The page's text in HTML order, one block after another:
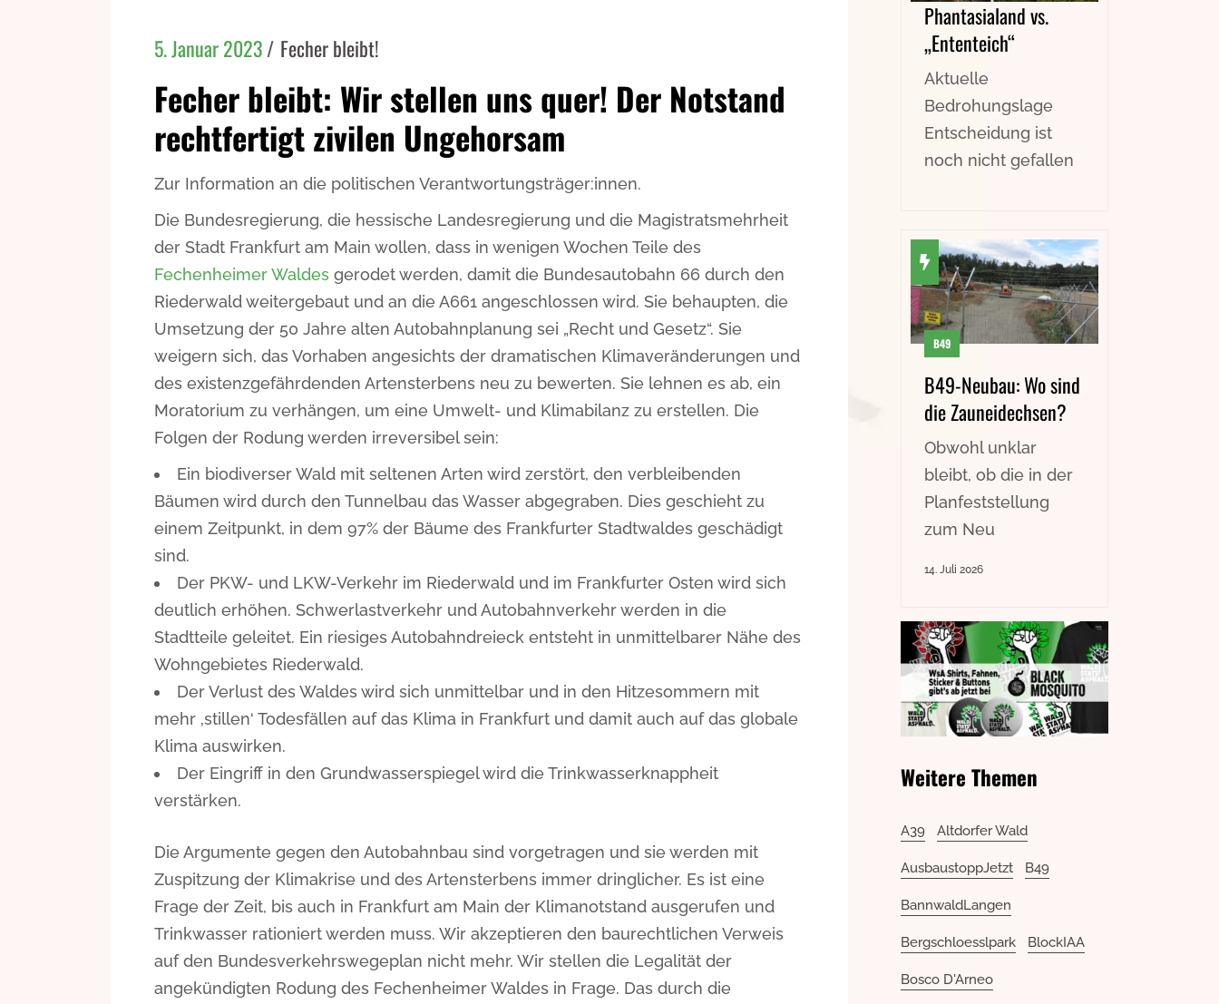
5. Januar 2023 Fecher bleibt!
Fecher bleibt: Wir stellen uns quer! Der Notstand
rechtfertigt zivilen Ungehorsam
Zur Information an die politischen Verantwortungsträger:innen.
Die Bundesregierung, die hessische Landesregierung und die Magistratsmehrheit
der Stadt Frankfurt am Main wollen, dass in wenigen Wochen Teile des
Fechenheimer Waldes gerodet werden, damit die Bundesautobahn 66 durch den
Riederwald weitergebaut und an die A661 angeschlossen wird. Sie behaupten, die
Umsetzung der 50 Jahre alten Autobahnplanung sei „Recht und Gesetz“. Sie
weigern sich, das Vorhaben angesichts der dramatischen Klimaveränderungen und
des existenzgefährdenden Artensterbens neu zu bewerten. Sie lehnen es ab, ein
Moratorium zu verhängen, um eine Umwelt- und Klimabilanz zu erstellen. Die
Folgen der Rodung werden irreversibel sein:
Ein biodiverser Wald mit seltenen Arten wird zerstört, den verbleibenden
Bäumen wird durch den Tunnelbau das Wasser abgegraben. Dies geschieht zu
einem Zeitpunkt, in dem 97% der Bäume des Frankfurter Stadtwaldes geschädigt
sind.
Der PKW- und LKW-Verkehr im Riederwald und im Frankfurter Osten wird sich
deutlich erhöhen. Schwerlastverkehr und Autobahnverkehr werden in die
Stadtteile geleitet. Ein riesiges Autobahndreieck entsteht in unmittelbarer Nähe des
Wohngebietes Riederwald.
Der Verlust des Waldes wird sich unmittelbar und in den Hitzesommern mit
mehr ‚stillen‘ Todesfällen auf das Klima in Frankfurt und damit auch auf das globale
Klima auswirken.
Der Eingriff in den Grundwasserspiegel wird die Trinkwasserknappheit
verstärken.
Die Argumente gegen den Autobahnbau sind vorgetragen und sie werden mit
Zuspitzung der Klimakrise und des Artensterbens immer dringlicher. Es ist eine
Frage der Zeit, bis auch in Frankfurt am Main der Klimanotstand ausgerufen und
Trinkwasser rationiert werden muss. Wir akzeptieren den baurechtlichen Verweis
auf den Bundesverkehrswegeplan nicht mehr. Wir stellen die Legalität der
angekündigten Rodung des Fechenheimer Waldes in Frage. Das durch die
Phantasialand vs.
„Ententeich“
Aktuelle
Bedrohungslage
Entscheidung ist
noch nicht gefallen
B49
B49-Neubau: Wo sind
die Zauneidechsen?
Obwohl unklar
bleibt, ob die in der
Planfeststellung
zum Neu
14. Juli 2026
Weitere Themen
A39 Altdorfer Wald
AusbaustoppJetzt B49
BannwaldLangen
Bergschloesslpark BlockIAA
Bosco D'Arneo